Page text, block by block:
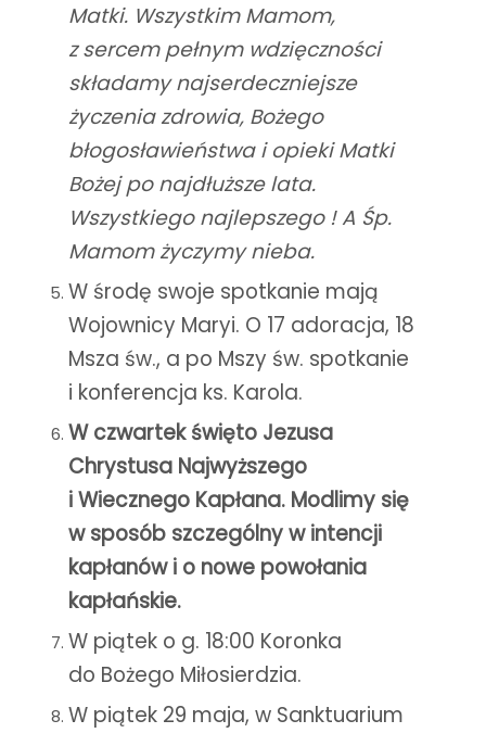
Matki. Wszystkim Mamom,
z sercem pełnym wdzięczności
składamy najserdeczniejsze
życzenia zdrowia, Bożego
błogosławieństwa i opieki Matki
Bożej po najdłuższe lata.
Wszystkiego najlepszego ! A Śp.
Mamom życzymy nieba.
W środę swoje spotkanie mają
Wojownicy Maryi. O 17 adoracja, 18
Msza św., a po Mszy św. spotkanie
i konferencja ks. Karola.
W czwartek święto Jezusa
Chrystusa Najwyższego
i Wiecznego Kapłana. Modlimy się
w sposób szczególny w intencji
kapłanów i o nowe powołania
kapłańskie.
W piątek o g. 18:00 Koronka
do Bożego Miłosierdzia.
W piątek 29 maja, w Sanktuarium